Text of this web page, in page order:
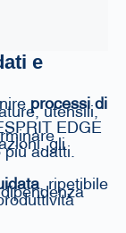
e
processi di
utensili,
EDGE
gli
adatti.
, ripetibile